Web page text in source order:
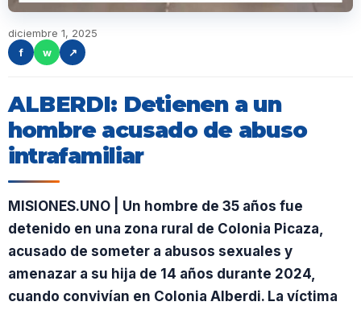
diciembre 1, 2025
f
w ↗
ALBERDI: Detienen a un
hombre acusado de abuso
intrafamiliar
MISIONES.UNO | Un hombre de 35 años fue
detenido en una zona rural de Colonia Picaza,
acusado de someter a abusos sexuales y
amenazar a su hija de 14 años durante 2024,
cuando convivían en Colonia Alberdi. La víctima